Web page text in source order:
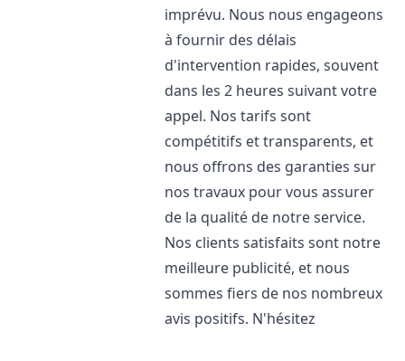
imprévu. Nous nous engageons
à fournir des délais
d'intervention rapides, souvent
dans les 2 heures suivant votre
appel. Nos tarifs sont
compétitifs et transparents, et
nous offrons des garanties sur
nos travaux pour vous assurer
de la qualité de notre service.
Nos clients satisfaits sont notre
meilleure publicité, et nous
sommes fiers de nos nombreux
avis positifs. N'hésitez